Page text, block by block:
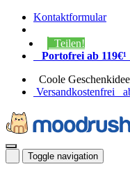
Kontaktformular
Teilen!
Portofrei ab 119€¹
Coole
Versandkostenfrei
Toggle navigation